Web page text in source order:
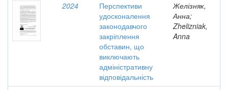
2024
Перспективи
удосконалення
законодавчого
закріплення
обставин, що
виключають
адміністративну
відповідальність
Желізняк,
Анна;
Zhelizniak,
Anna